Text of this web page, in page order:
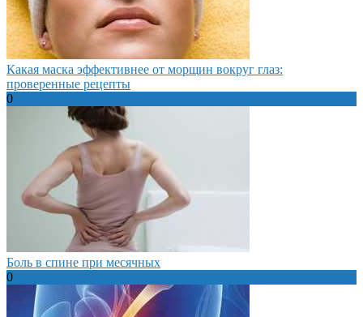
Какая маска эффективнее от морщин вокруг глаз:
проверенные рецепты
0
Боль в спине при месячных
0